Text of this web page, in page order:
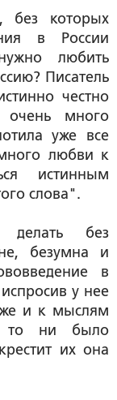
без которых
в России
любить
Писатель
честно
очень много
уже все
любви к
истинным
слова".
без
безумна и
в
у нее
и к мыслям
то ни было
их она